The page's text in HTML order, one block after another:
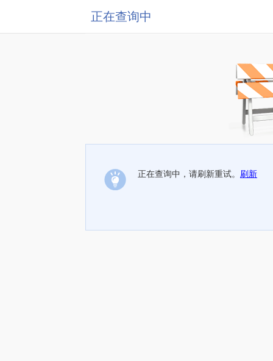
正在查询中
正在查询中，请刷新重试。 刷新